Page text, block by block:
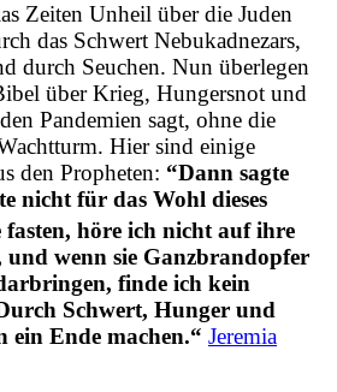
Zeiten Unheil über die Juden
das Schwert Nebukadnezars,
durch Seuchen. Nun überlegen
über Krieg, Hungersnot und
Pandemien sagt, ohne die
Hier sind einige
den Propheten: “Dann sagte
nicht für das Wohl dieses
fasten, höre ich nicht auf ihre
und wenn sie Ganzbrandopfer
finde ich kein
Schwert, Hunger und
ein Ende machen.“ Jeremia